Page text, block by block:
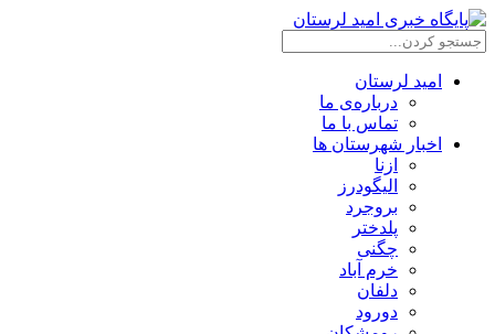
امید لرستان
درباره‌ی ما
تماس با ما
اخبار شهرستان ها
ازنا
الیگودرز
بروجرد
پلدختر
چگنی
خرم آباد
دلفان
دورود